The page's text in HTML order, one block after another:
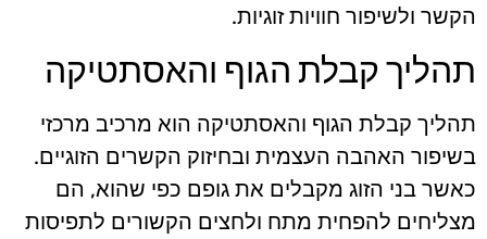
הקשר ולשיפור חוויות זוגיות.
תהליך קבלת הגוף והאסתטיקה
תהליך קבלת הגוף והאסתטיקה הוא מרכיב מרכזי
בשיפור האהבה העצמית ובחיזוק הקשרים הזוגיים.
כאשר בני הזוג מקבלים את גופם כפי שהוא, הם
מצליחים להפחית מתח ולחצים הקשורים לתפיסות